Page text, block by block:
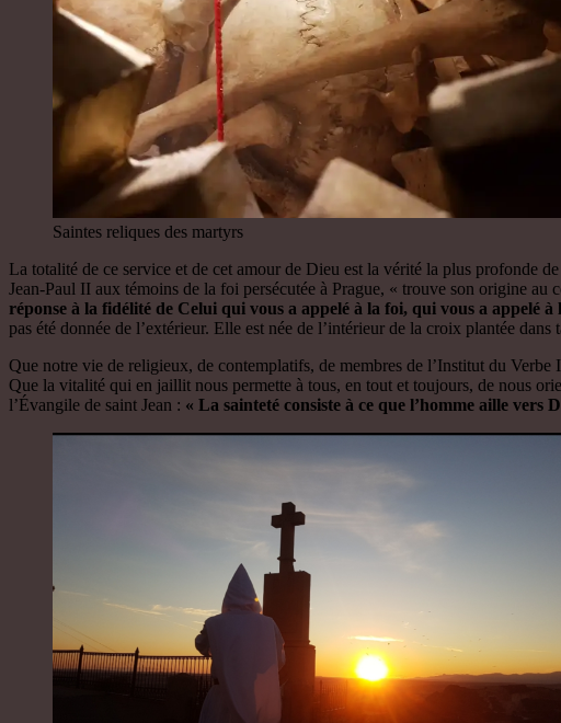
Saintes reliques des martyrs
La totalité de ce service et de cet amour de Dieu est la vérité la plus profonde
Jean-Paul II aux témoins de la foi persécutée à Prague, « trouve son origine
réponse à la fidélité de Celui qui vous a appelé à la foi, qui vous a appelé
pas été donnée de l’extérieur. Elle est née de l’intérieur de la croix plantée dans
Que notre vie de religieux, de contemplatifs, de membres de l’Institut du
Que la vitalité qui en jaillit nous permette à tous, en tout et toujours, de nous
l’Évangile de saint Jean : « La sainteté consiste à ce que l’homme aille vers